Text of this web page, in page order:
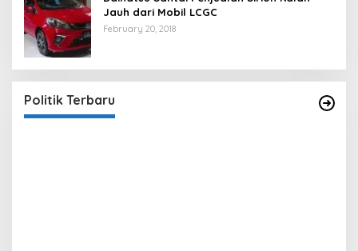
Jauh dari Mobil LCGC
February 20, 2018
Politik Terbaru
Strategi PPP Menangkan Duet Ganjar dan Gus
Yasin
In Berita, Politik |